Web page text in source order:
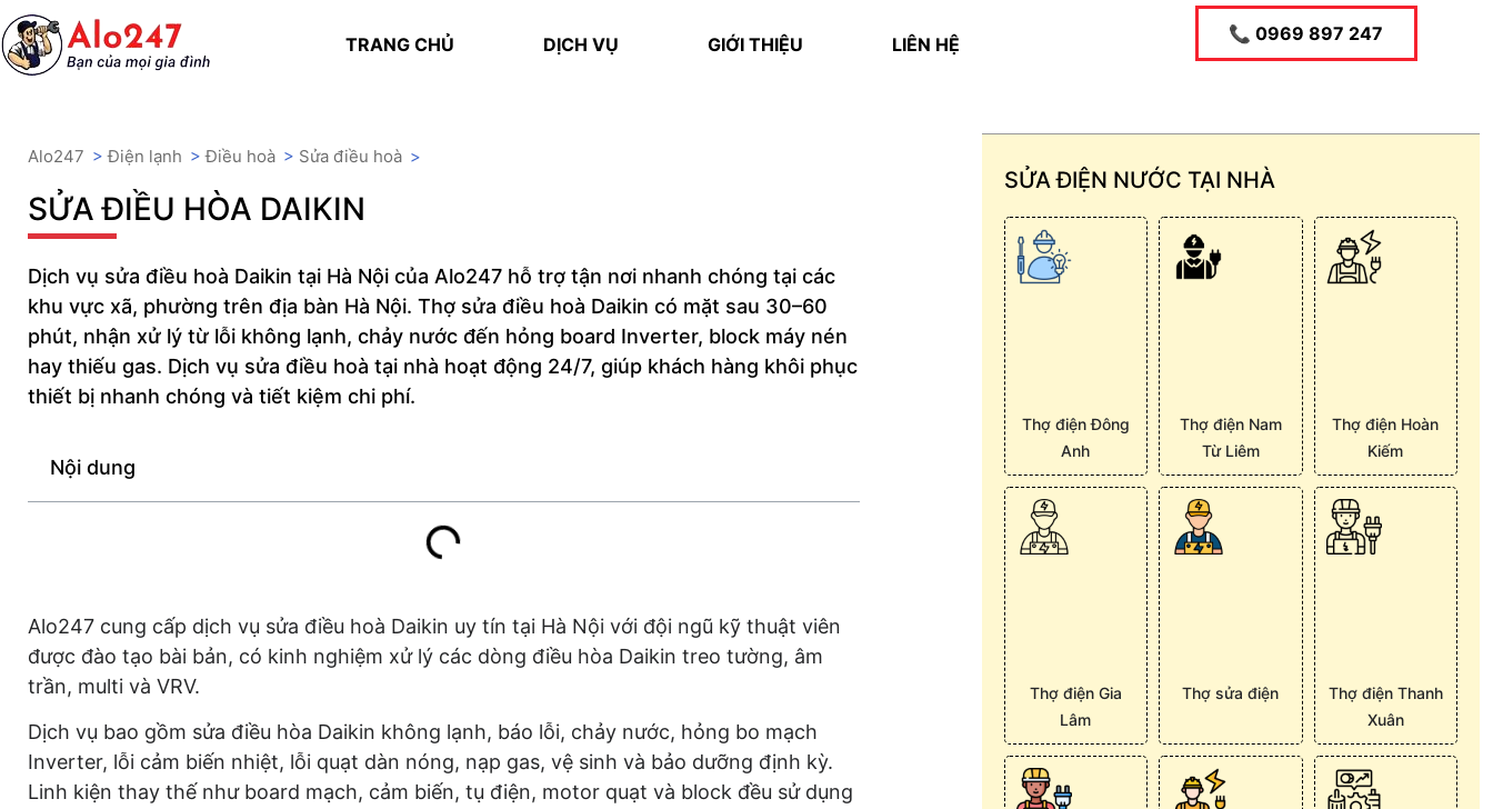
TRANG CHỦ DỊCH VỤ GIỚI THIỆU LIÊN HỆ 📞 0969 897 247
Alo247 >Điện lạnh >Điều hoà > Sửa điều hoà >
SỬA ĐIỀU HÒA DAIKIN
Dịch vụ sửa điều hoà Daikin tại Hà Nội của Alo247 hỗ trợ tận nơi nhanh chóng tại các
khu vực xã, phường trên địa bàn Hà Nội. Thợ sửa điều hoà Daikin có mặt sau 30–60
phút, nhận xử lý từ lỗi không lạnh, chảy nước đến hỏng board Inverter, block máy nén
hay thiếu gas. Dịch vụ sửa điều hoà tại nhà hoạt động 24/7, giúp khách hàng khôi phục
thiết bị nhanh chóng và tiết kiệm chi phí.
Nội dung
Alo247 cung cấp dịch vụ sửa điều hoà Daikin uy tín tại Hà Nội với đội ngũ kỹ thuật viên
được đào tạo bài bản, có kinh nghiệm xử lý các dòng điều hòa Daikin treo tường, âm
trần, multi và VRV.
Dịch vụ bao gồm sửa điều hòa Daikin không lạnh, báo lỗi, chảy nước, hỏng bo mạch
Inverter, lỗi cảm biến nhiệt, lỗi quạt dàn nóng, nạp gas, vệ sinh và bảo dưỡng định kỳ.
Linh kiện thay thế như board mạch, cảm biến, tụ điện, motor quạt và block đều sử dụng
SỬA ĐIỆN NƯỚC TẠI NHÀ
Thợ điện Đông
Anh
Thợ điện Nam
Từ Liêm
Thợ điện Hoàn
Kiếm
Thợ điện Gia
Lâm
Thợ sửa điện
Thợ điện Thanh
Xuân